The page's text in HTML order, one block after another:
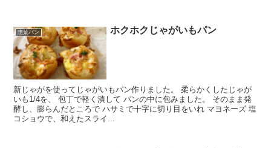
惣菜パン ホクホクじゃがいもパン
新じゃがを使ってじゃがいもパン作りました。 柔らかくしたじゃが
いも1/4を、 包丁で軽く潰して パンの中に包みました。 そのまま発
酵し、膨らんだところで ハサミで十字に切り目をいれ マヨネーズ 塩
コショウで、和えたスライ...